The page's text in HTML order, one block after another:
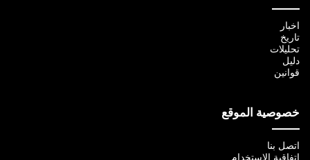
اخبار
تاريخ
تحليلات
دليل
قوانين
خصوصية الموقع
اتصل بنا
اتفاقية الإستخدام